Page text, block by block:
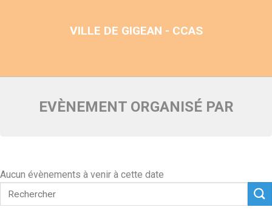
VILLE DE GIGEAN - CCAS
EVÈNEMENT ORGANISÉ PAR
Aucun évènements à venir à cette date